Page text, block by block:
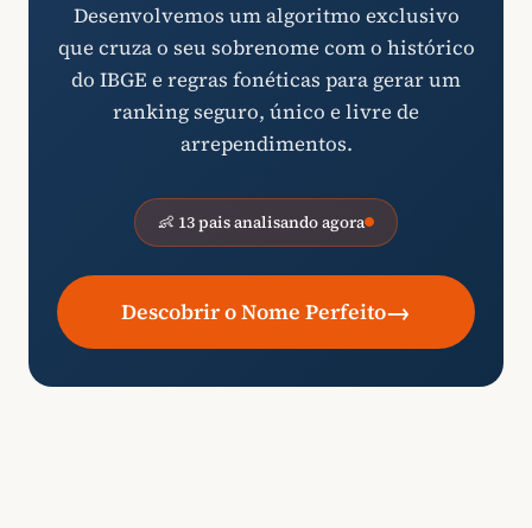
Desenvolvemos um algoritmo exclusivo
que cruza o seu sobrenome com o histórico
do IBGE e regras fonéticas para gerar um
ranking seguro, único e livre de
arrependimentos.
👶 13 pais analisando agora
Descobrir o Nome Perfeito→